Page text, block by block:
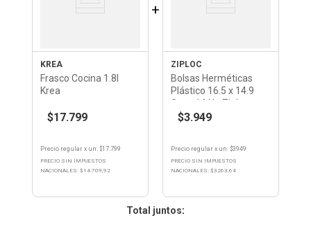
KREA
Frasco Cocina 1.8l
Krea
$17.799
Precio regular x un: $17.799
PRECIO SIN IMPUESTOS
NACIONALES: $ 14.709,92
+
ZIPLOC
Bolsas Herméticas
Plástico 16.5 x 14.9
Cm x 14 Un Ziploc
$3.949
Precio regular x un: $3949
PRECIO SIN IMPUESTOS
NACIONALES: $3263,64
: